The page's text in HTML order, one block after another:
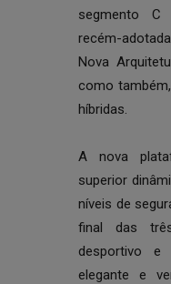
segmento
recém-
Nova
como
híbridas.
A nova
superior
níveis de
final das
desportivo e
elegante e